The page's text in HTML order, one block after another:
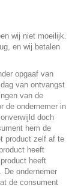
wij niet moeilijk.
en wij betalen
opgaaf van
van ontvangst
van de
de ondernemer in
doch
hem de
product zelf af te
heeft
heeft
De ondernemer
de consument